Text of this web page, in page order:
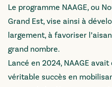
Le programme NAAGE, ou
Grand Est, vise ainsi à
largement, à favoriser
grand nombre.
Lancé en 2024, NAAGE
véritable succès en